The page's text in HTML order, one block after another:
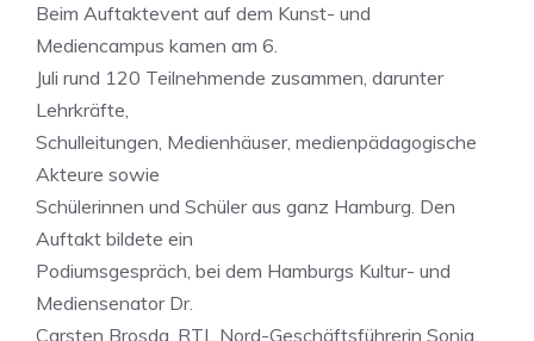
Beim Auftaktevent auf dem Kunst- und
Mediencampus kamen am 6.
Juli rund 120 Teilnehmende zusammen, darunter
Lehrkräfte,
Schulleitungen, Medienhäuser, medienpädagogische
Akteure sowie
Schülerinnen und Schüler aus ganz Hamburg. Den
Auftakt bildete ein
Podiumsgespräch, bei dem Hamburgs Kultur- und
Mediensenator Dr.
Carsten Brosda, RTL Nord-Geschäftsführerin Sonja